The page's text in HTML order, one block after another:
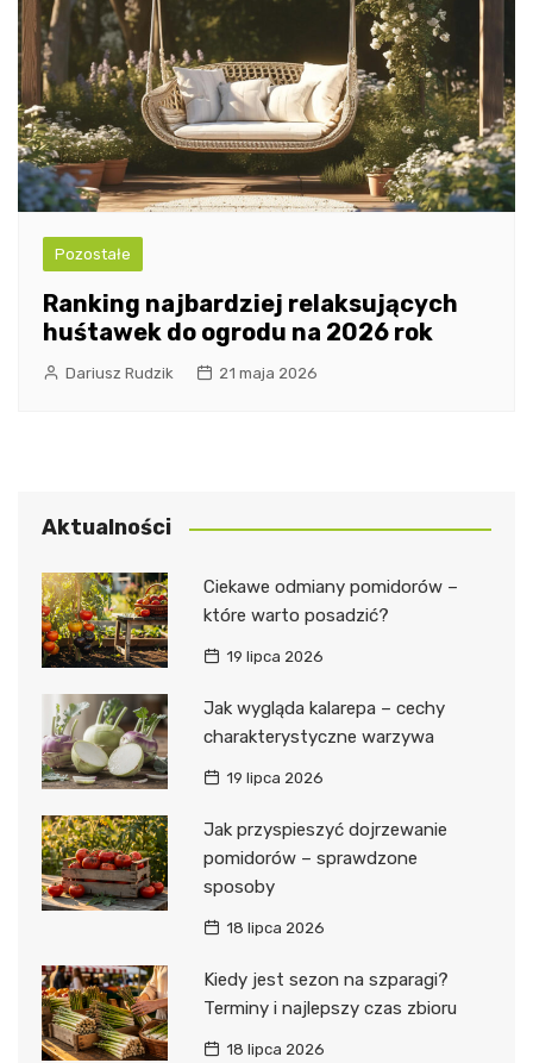
Pozostałe
Ranking najbardziej relaksujących
huśtawek do ogrodu na 2026 rok
Dariusz Rudzik 21 maja 2026
Aktualności
Ciekawe odmiany pomidorów –
które warto posadzić?
19 lipca 2026
Jak wygląda kalarepa – cechy
charakterystyczne warzywa
19 lipca 2026
Jak przyspieszyć dojrzewanie
pomidorów – sprawdzone
sposoby
18 lipca 2026
Kiedy jest sezon na szparagi?
Terminy i najlepszy czas zbioru
18 lipca 2026